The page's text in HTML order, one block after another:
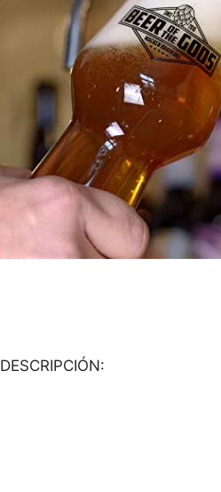
DESCRIPCIÓN: